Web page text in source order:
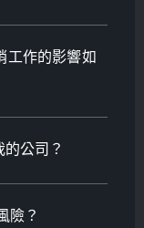
工作的影響如
公司？
險？